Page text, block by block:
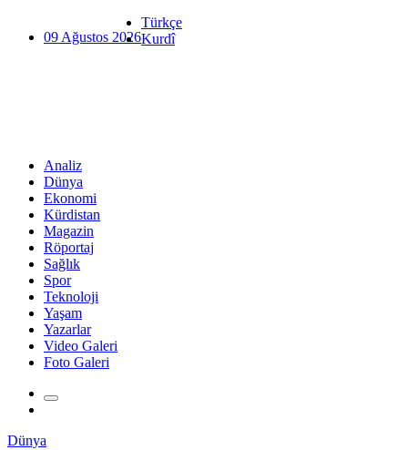
09 Ağustos 2026
Türkçe
Kurdî
Analiz
Dünya
Ekonomi
Kürdistan
Magazin
Röportaj
Sağlık
Spor
Teknoloji
Yaşam
Yazarlar
Video Galeri
Foto Galeri
Dünya